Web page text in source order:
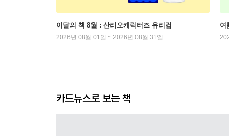
이달의 책 8월 : 산리오캐릭터즈 유리컵
2026년 08월 01일 ~ 2026년 08월 31일
여
카드뉴스로 보는 책